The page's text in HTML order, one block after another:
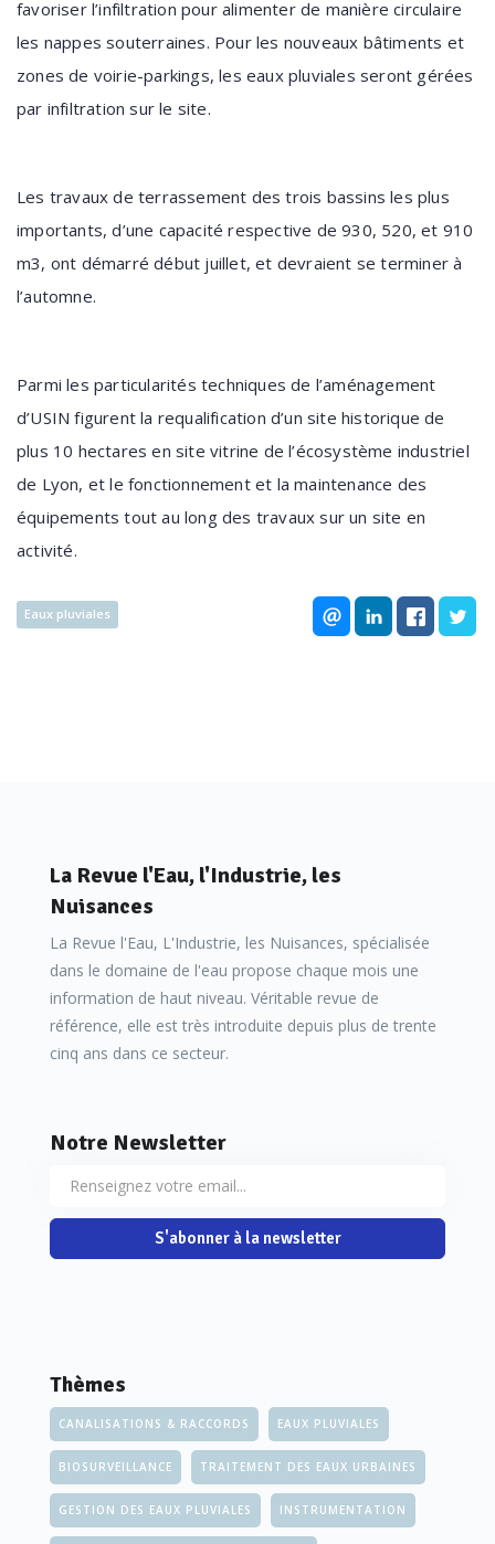
favoriser l’infiltration pour alimenter de manière circulaire
les nappes souterraines. Pour les nouveaux bâtiments et
zones de voirie-parkings, les eaux pluviales seront gérées
par infiltration sur le site.
Les travaux de terrassement des trois bassins les plus
importants, d’une capacité respective de 930, 520, et 910
m3, ont démarré début juillet, et devraient se terminer à
l’automne.
Parmi les particularités techniques de l’aménagement
d’USIN figurent la requalification d’un site historique de
plus 10 hectares en site vitrine de l’écosystème industriel
de Lyon, et le fonctionnement et la maintenance des
équipements tout au long des travaux sur un site en
activité.
Eaux pluviales
La Revue l'Eau, l'Industrie, les
Nuisances
La Revue l'Eau, L'Industrie, les Nuisances, spécialisée
dans le domaine de l'eau propose chaque mois une
information de haut niveau. Véritable revue de
référence, elle est très introduite depuis plus de trente
cinq ans dans ce secteur.
Notre Newsletter
S'abonner à la newsletter
Thèmes
CANALISATIONS & RACCORDS EAUX PLUVIALES
BIOSURVEILLANCE TRAITEMENT DES EAUX URBAINES
GESTION DES EAUX PLUVIALES INSTRUMENTATION